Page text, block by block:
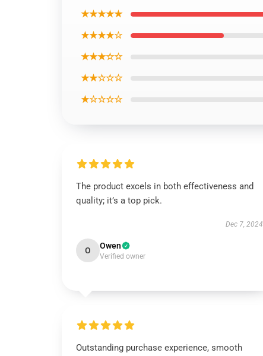
★★★★★
★★★★☆
★★★☆☆
★★☆☆☆
★☆☆☆☆
The product excels in both effectiveness and
quality; it’s a top pick.
Dec 7, 2024
O Owen
Verified owner
Outstanding purchase experience, smooth